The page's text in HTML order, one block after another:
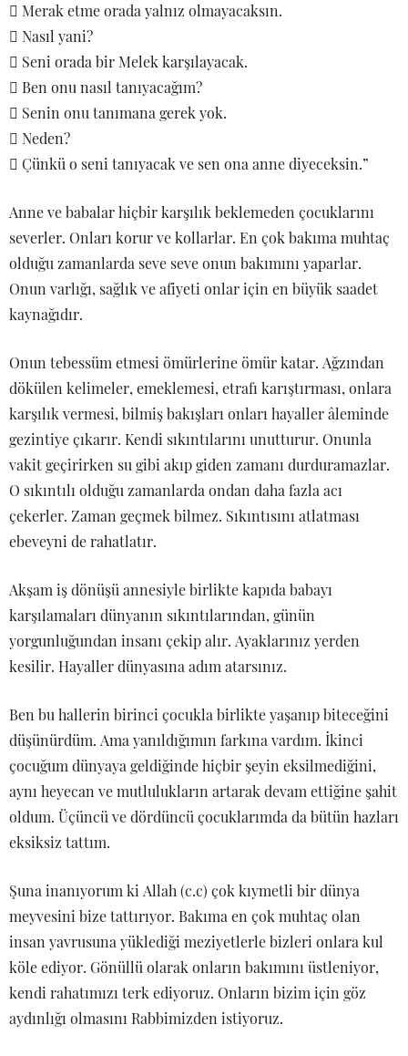
 Merak etme orada yalnız olmayacaksın.
 Nasıl yani?
 Seni orada bir Melek karşılayacak.
 Ben onu nasıl tanıyacağım?
 Senin onu tanımana gerek yok.
 Neden?
 Çünkü o seni tanıyacak ve sen ona anne diyeceksin.”
Anne ve babalar hiçbir karşılık beklemeden çocuklarını
severler. Onları korur ve kollarlar. En çok bakıma muhtaç
olduğu zamanlarda seve seve onun bakımını yaparlar.
Onun varlığı, sağlık ve afiyeti onlar için en büyük saadet
kaynağıdır.
Onun tebessüm etmesi ömürlerine ömür katar. Ağzından
dökülen kelimeler, emeklemesi, etrafı karıştırması, onlara
karşılık vermesi, bilmiş bakışları onları hayaller âleminde
gezintiye çıkarır. Kendi sıkıntılarını unutturur. Onunla
vakit geçirirken su gibi akıp giden zamanı durduramazlar.
O sıkıntılı olduğu zamanlarda ondan daha fazla acı
çekerler. Zaman geçmek bilmez. Sıkıntısını atlatması
ebeveyni de rahatlatır.
Akşam iş dönüşü annesiyle birlikte kapıda babayı
karşılamaları dünyanın sıkıntılarından, günün
yorgunluğundan insanı çekip alır. Ayaklarınız yerden
kesilir. Hayaller dünyasına adım atarsınız.
Ben bu hallerin birinci çocukla birlikte yaşanıp biteceğini
düşünürdüm. Ama yanıldığımın farkına vardım. İkinci
çocuğum dünyaya geldiğinde hiçbir şeyin eksilmediğini,
aynı heyecan ve mutlulukların artarak devam ettiğine şahit
oldum. Üçüncü ve dördüncü çocuklarımda da bütün hazları
eksiksiz tattım.
Şuna inanıyorum ki Allah (c.c) çok kıymetli bir dünya
meyvesini bize tattırıyor. Bakıma en çok muhtaç olan
insan yavrusuna yüklediği meziyetlerle bizleri onlara kul
köle ediyor. Gönüllü olarak onların bakımını üstleniyor,
kendi rahatımızı terk ediyoruz. Onların bizim için göz
aydınlığı olmasını Rabbimizden istiyoruz.